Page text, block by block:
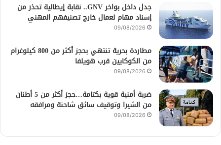
جدل داخل بواخر GNV.. نقابة إيطالية تحذر من
إسناد مهام لعمال خارج تصنيفهم المهني
09/08/2026
مطاردة بحرية تنتهي بحجز أكثر من 800 كيلوغرام
من الكوكايين قرب هويلفا
09/08/2026
ضربة أمنية قوية بكتامة…حجز أكثر من 5 أطنان
من الشيرا وتوقيف سائق شاحنة ومرافقه
09/08/2026